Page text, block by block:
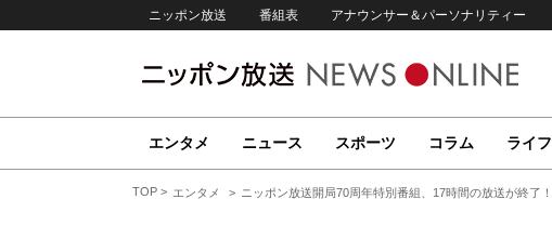
ニッポン放送 番組表 アナウンサー＆パーソナリティー
エンタメ ニュース スポーツ コラム ライフ
TOP エンタメ ニッポン放送開局70周年特別番組、17時間の放送が終了！